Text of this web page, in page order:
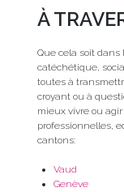
À
Que cela soit
catéchétique,
toutes à
croyant ou à
mieux vivre ou
professionnelles,
cantons:
Vaud
Genève